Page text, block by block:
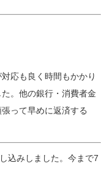
応も良く時間もかかり
。他の銀行・消費者金
って早めに返済する
込みしました。今まで7